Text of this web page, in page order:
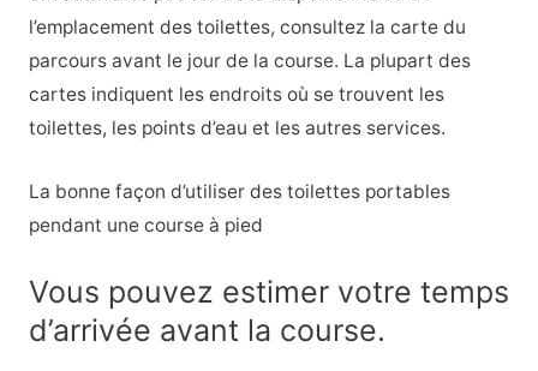
l’emplacement des toilettes, consultez la carte du
parcours avant le jour de la course. La plupart des
cartes indiquent les endroits où se trouvent les
toilettes, les points d’eau et les autres services.
La bonne façon d’utiliser des toilettes portables
pendant une course à pied
Vous pouvez estimer votre temps
d’arrivée avant la course.